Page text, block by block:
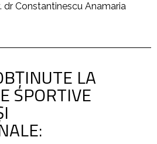
dr Constantinescu Anamaria
LA
SPORTIVE